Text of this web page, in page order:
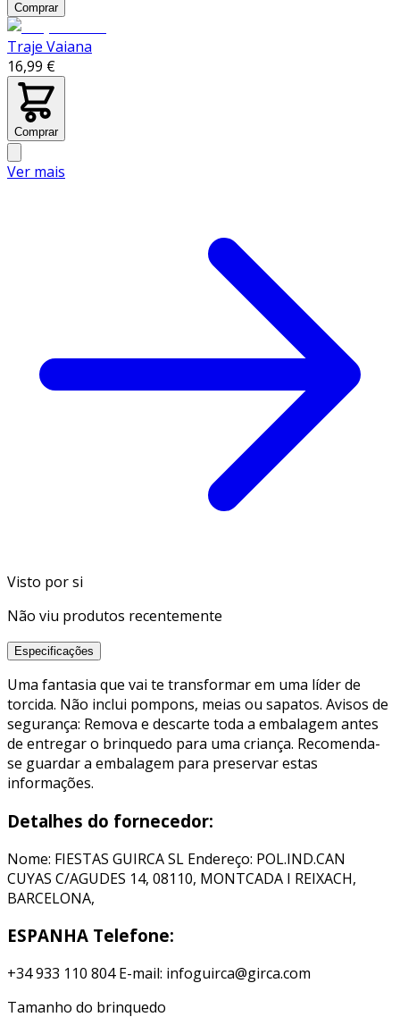
Comprar
Traje Vaiana
16,99 €
Comprar
Ver mais
Visto por si
Não viu produtos recentemente
Especificações
Uma fantasia que vai te transformar em uma líder de
torcida. Não inclui pompons, meias ou sapatos. Avisos de
segurança: Remova e descarte toda a embalagem antes
de entregar o brinquedo para uma criança. Recomenda-
se guardar a embalagem para preservar estas
informações.
Detalhes do fornecedor:
Nome: FIESTAS GUIRCA SL Endereço: POL.IND.CAN
CUYAS C/AGUDES 14, 08110, MONTCADA I REIXACH,
BARCELONA,
ESPANHA Telefone:
+34 933 110 804 E-mail: infoguirca@girca.com
Tamanho do brinquedo